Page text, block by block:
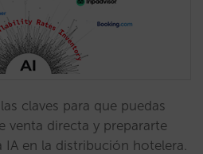
claves para que puedas
venta directa y prepararte
IA en la distribución hotelera.